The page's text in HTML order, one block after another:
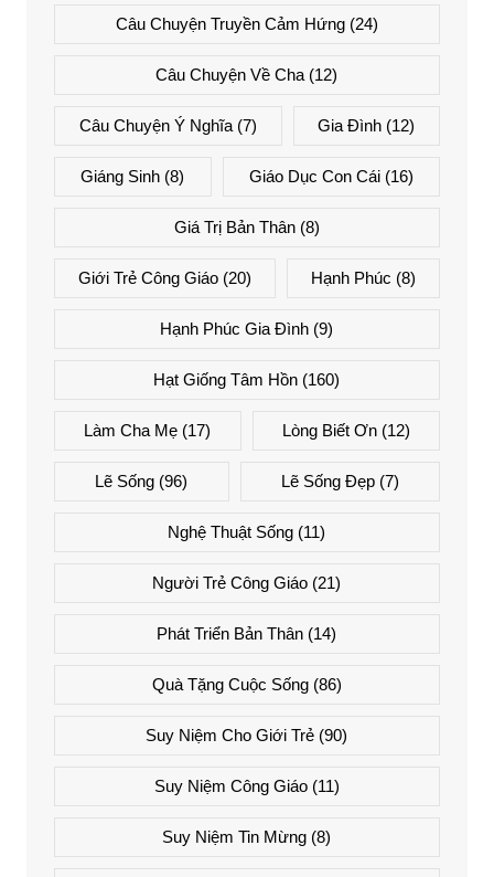
Câu Chuyện Truyền Cảm Hứng(24)
Câu Chuyện Về Cha (12)
Câu Chuyện Ý Nghĩa(7) Gia Đình (12)
Giáng Sinh (8) Giáo Dục Con Cái(16)
Giá Trị Bản Thân(8)
Giới Trẻ Công Giáo(20) Hạnh Phúc (8)
Hạnh Phúc Gia Đình (9)
Hạt Giống Tâm Hồn (160)
Làm Cha Mẹ (17) Lòng Biết Ơn(12)
Lẽ Sống (96) Lẽ Sống Đẹp(7)
Nghệ Thuật Sống (11)
Người Trẻ Công Giáo (21)
Phát Triển Bản Thân (14)
Quà Tặng Cuộc Sống(86)
Suy Niệm Cho Giới Trẻ (90)
Suy Niệm Công Giáo(11)
Suy Niệm Tin Mừng (8)